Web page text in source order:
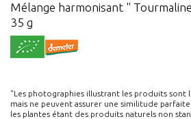
Mélange harmonisant "
35 g
"Les photographies illustrant les produits sont
mais ne peuvent assurer une similitude
les plantes étant des produits naturels non